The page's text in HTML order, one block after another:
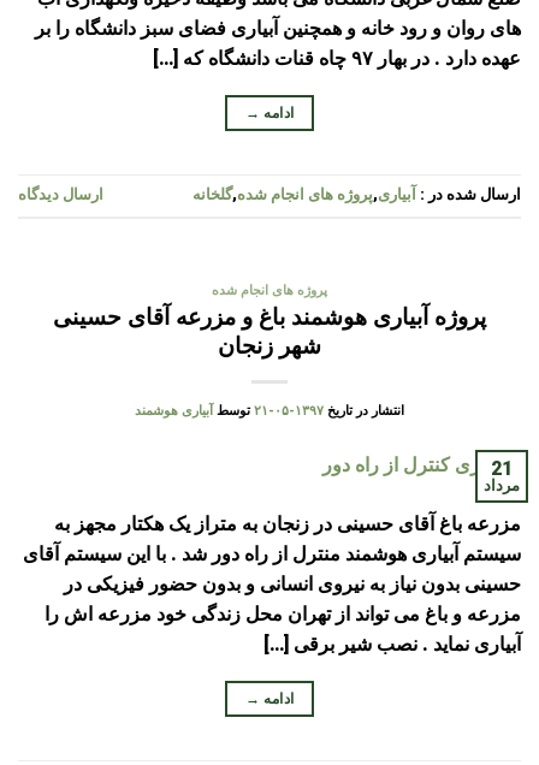
های روان و رود خانه و همچنین آبیاری فضای سبز دانشگاه را بر
عهده دارد . در بهار ۹۷ چاه قنات دانشگاه که […]
ادامه →
ارسال شده در : آبیاری,پروژه های انجام شده,گلخانه ارسال دیدگاه
پروژه های انجام شده
پروژه آبیاری هوشمند باغ و مزرعه آقای حسینی
شهر زنجان
انتشار در تاریخ ۱۳۹۷-۰۵-۲۱ توسط آبیاری هوشمند
21
مرداد
مزرعه باغ آقای حسینی در زنجان به متراز یک هکتار مجهز به
سیستم آبیاری هوشمند منترل از راه دور شد . با این سیستم آقای
حسینی بدون نیاز به نیروی انسانی و بدون حضور فیزیکی در
مزرعه و باغ می تواند از تهران محل زندگی خود مزرعه اش را
آبیاری نماید . نصب شیر برقی […]
ادامه →